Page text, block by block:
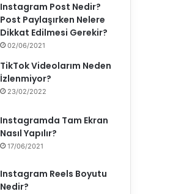
Instagram Post Nedir?
Post Paylaşırken Nelere
Dikkat Edilmesi Gerekir?
02/06/2021
TikTok Videolarım Neden
İzlenmiyor?
23/02/2022
Instagramda Tam Ekran
Nasıl Yapılır?
17/06/2021
Instagram Reels Boyutu
Nedir?